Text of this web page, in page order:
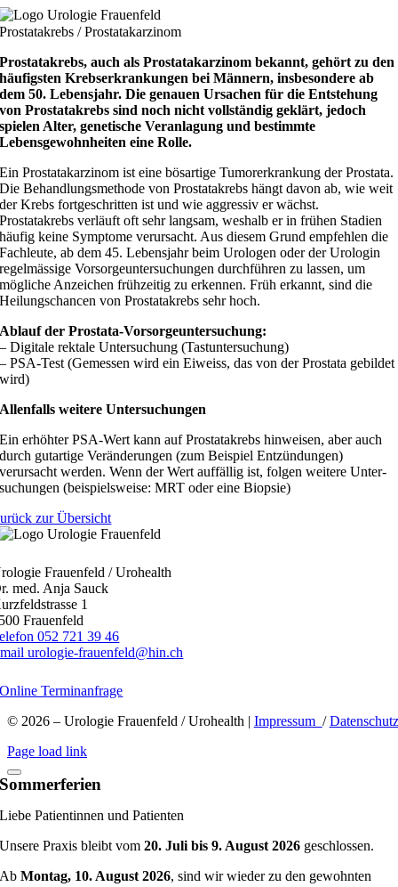
Zum
Inhalt
Prostatakrebs / Prostatakarzinom
Prostatakrebs, auch als Prostatakarzinom bekannt, gehört zu den
häufigsten Krebserkrankungen bei Männern, insbesondere ab
dem 50. Lebensjahr. Die genauen Ursachen für die Entstehung
von Prostatakrebs sind noch nicht vollständig geklärt, jedoch
spielen Alter, genetische Veranlagung und bestimmte
Lebensgewohnheiten eine Rolle.
Ein Prostatakarzinom ist eine bösartige Tumorerkrankung der Prostata.
Die Behandlungs­methode von Prostata­krebs hängt davon ab, wie weit
der Krebs fortgeschritten ist und wie aggressiv er wächst.
Prostata­krebs verläuft oft sehr langsam, weshalb er in frühen Stadien
häufig keine Symptome verursacht. Aus diesem Grund empfehlen die
Fachleute, ab dem 45. Lebensjahr beim Urologen oder der Urologin
regelmässige Vorsorgeu­ntersuchungen durch­führen zu lassen, um
mögliche Anzeichen frühzeitig zu erkennen. Früh erkannt, sind die
Heilungs­chancen von Prostata­krebs sehr hoch.
Ablauf der Prostata-Vorsorgeuntersuchung:
– Digitale rektale Untersuchung (Tastuntersuchung)
– PSA-Test (Gemessen wird ein Eiweiss, das von der Prostata gebildet
wird)
Allenfalls weitere Untersuchungen
Ein erhöhter PSA-Wert kann auf Prostata­krebs hinweisen, aber auch
durch gutartige Ver­änderungen (zum Beispiel Ent­zündungen)
verursacht werden. Wenn der Wert auf­fällig ist, folgen weitere Unter­
suchungen (beispiels­weise: MRT oder eine Biopsie)
zur Übersicht
Frauenfeld / Urohealth
med. Anja Sauck
1
Frauenfeld
052 721 39 46
urologie-frauenfeld@hin.ch
Online Terminanfrage
© 2026 – Urologie Frauenfeld / Urohealth | Impressum /Datenschutz
Page load link
Sommerferien
Liebe Patientinnen und Patienten
Unsere Praxis bleibt vom20. Juli bis 9. August 2026 geschlossen.
AbMontag, 10. August 2026, sind wir wieder zu den gewohnten